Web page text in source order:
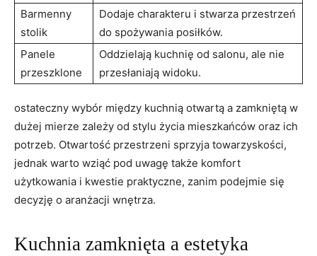
Barmenny
stolik
Dodaje charakteru i stwarza przestrzeń
do spożywania posiłków.
Panele
przeszklone
Oddzielają kuchnię od salonu, ale nie
przesłaniają widoku.
ostateczny wybór między kuchnią otwartą a zamkniętą w
dużej mierze zależy od stylu życia mieszkańców oraz ich
potrzeb. Otwartość przestrzeni sprzyja towarzyskości,
jednak warto wziąć pod uwagę także komfort
użytkowania i kwestie praktyczne, zanim podejmie się
decyzję o aranżacji wnętrza.
Kuchnia zamknięta a estetyka